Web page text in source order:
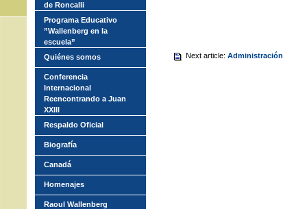
Next article: Administración
de Roncalli
Programa Educativo
”Wallenberg en la
escuela”
Quiénes somos
Conferencia
Internacional
Reencontrando a Juan
XXIII
Respaldo Oficial
Biografía
Canadá
Homenajes
Raoul Wallenberg